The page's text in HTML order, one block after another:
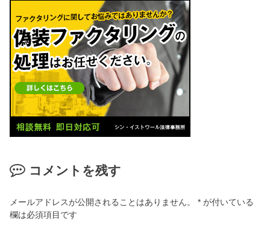
コメントを残す
メールアドレスが公開されることはありません。 * が付いている
欄は必須項目です